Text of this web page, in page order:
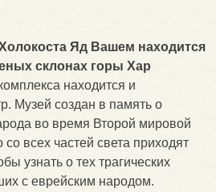
Яд Вашем находится
склонах горы Хар
находится и
Музей создан в память о
во время Второй мировой
всех частей света приходят
узнать о тех трагических
с еврейским народом.